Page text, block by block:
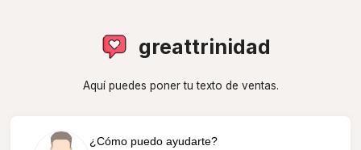
greattrinidad
Aquí puedes poner tu texto de ventas.
¿Cómo puedo ayudarte?